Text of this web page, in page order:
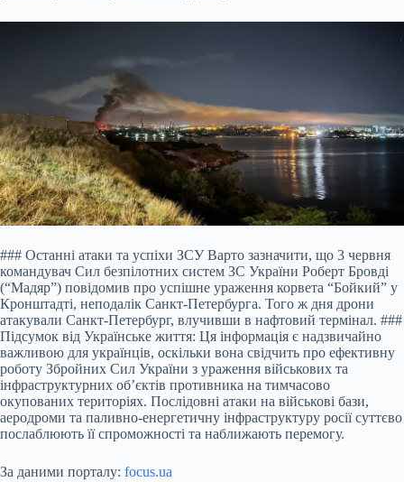
### Останні атаки та успіхи ЗСУ Варто зазначити, що 3 червня
командувач Сил безпілотних систем ЗС України Роберт Бровді
(“Мадяр”) повідомив про успішне ураження корвета “Бойкий” у
Кронштадті, неподалік Санкт-Петербурга. Того ж дня дрони
атакували Санкт-Петербург, влучивши в нафтовий термінал. ###
Підсумок від Українське життя: Ця інформація є надзвичайно
важливою для українців, оскільки вона свідчить про ефективну
роботу Збройних Сил України з ураження військових та
інфраструктурних об’єктів противника на тимчасово
окупованих територіях. Послідовні атаки на військові бази,
аеродроми та паливно-енергетичну інфраструктуру росії суттєво
послаблюють її спроможності та наближають перемогу.
За даними порталу: focus.ua